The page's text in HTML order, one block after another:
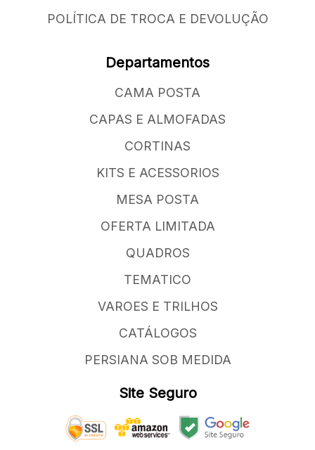
POLÍTICA DE TROCA E DEVOLUÇÃO
Departamentos
CAMA POSTA
CAPAS E ALMOFADAS
CORTINAS
KITS E ACESSORIOS
MESA POSTA
OFERTA LIMITADA
QUADROS
TEMATICO
VAROES E TRILHOS
CATÁLOGOS
PERSIANA SOB MEDIDA
Site Seguro